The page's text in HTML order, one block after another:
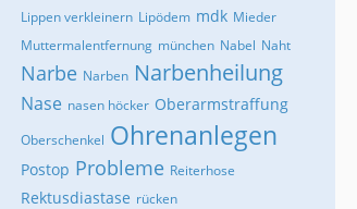
Lippen verkleinern Lipödem mdk Mieder
Muttermalentfernung münchen Nabel Naht
Narbe Narben Narbenheilung
Nase nasen höcker Oberarmstraffung
Oberschenkel Ohrenanlegen
Postop Probleme Reiterhose
Rektusdiastase rücken